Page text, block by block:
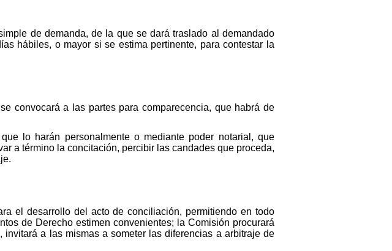
de demanda, de la que se dará traslado al demandado
hábiles, o mayor si se estima pertinente, para contestar la
convocará a las partes para comparecencia, que habrá de
lo harán personalmente o mediante poder notarial, que
a término la concitación, percibir las candades que proceda,
el desarrollo del acto de conciliación, permitiendo en todo
de Derecho estimen convenientes; la Comisión procurará
a las mismas a someter las diferencias a arbitraje de